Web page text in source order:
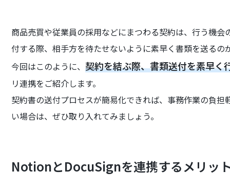
商品売買や従業員の採用などにまつわる契約は、行う機
付する際、相手方を待たせないように素早く書類を送るの
今回はこのように、契約を結ぶ際、書類送付を素早く
リ連携をご紹介します。
契約書の送付プロセスが簡易化できれば、事務作業の負
い場合は、ぜひ取り入れてみましょう。
NotionとDocuSignを連携するメリッ